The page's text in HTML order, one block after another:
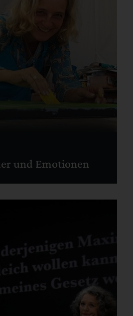
und Emotionen